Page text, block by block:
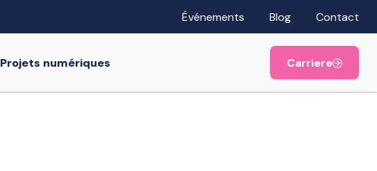
Événements Blog Contact
Projets numériques Carriere